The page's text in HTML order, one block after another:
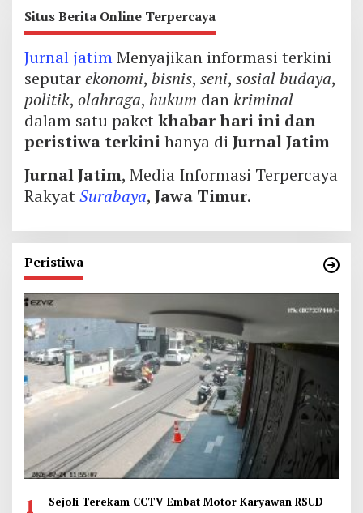
Situs Berita Online Terpercaya
Jurnal jatimMenyajikan informasi terkini
seputarekonomi, bisnis, seni, sosial budaya,
politik, olahraga, hukum dankriminal
dalam satu paketkhabar hari ini dan
peristiwa terkinihanya di Jurnal Jatim
Jurnal Jatim, Media Informasi Terpercaya
RakyatSurabaya, Jawa Timur.
Peristiwa
1
Sejoli Terekam CCTV Embat Motor Karyawan RSUD